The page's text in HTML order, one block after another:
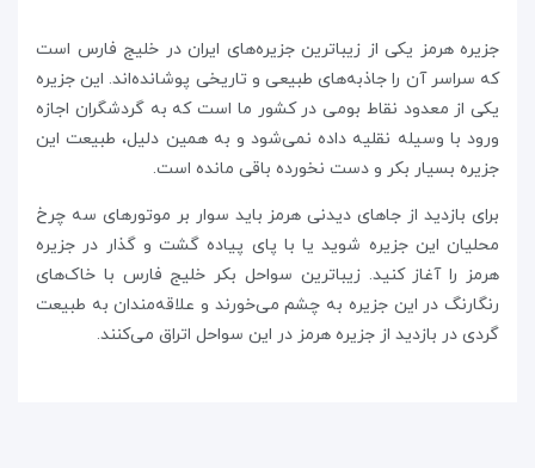
جزیره هرمز یکی از زیباترین جزیره‌های ایران در خلیج فارس است
که سراسر آن را جاذبه‌های طبیعی و تاریخی پوشانده‌اند. این جزیره
یکی از معدود نقاط بومی در کشور ما است که به گردشگران اجازه
ورود با وسیله نقلیه داده نمی‌شود و به همین دلیل، طبیعت این
جزیره بسیار بکر و دست نخورده باقی مانده است.
برای بازدید از جاهای دیدنی هرمز باید سوار بر موتورهای سه چرخ
محلیان این جزیره شوید یا با پای پیاده گشت و گذار در جزیره
هرمز را آغاز کنید. زیباترین سواحل بکر خلیج فارس با خاک‌های
رنگارنگ در این جزیره به چشم می‌خورند و علاقه‌مندان به طبیعت
گردی در بازدید از جزیره هرمز در این سواحل اتراق می‌کنند.